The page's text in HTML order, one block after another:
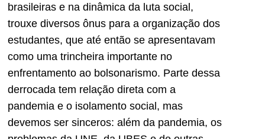
brasileiras e na dinâmica da luta social,
trouxe diversos ônus para a organização dos
estudantes, que até então se apresentavam
como uma trincheira importante no
enfrentamento ao bolsonarismo. Parte dessa
derrocada tem relação direta com a
pandemia e o isolamento social, mas
devemos ser sinceros: além da pandemia, os